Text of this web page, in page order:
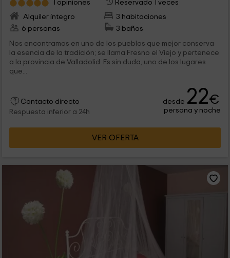
1 opiniones
Reservado 1 veces
Alquiler íntegro
3 habitaciones
6 personas
3 baños
Nos encontramos en uno de los pueblos que mejor conserva
la esencia de la tradición; se llama Fresno el Viejo y pertenece
a la provincia de Valladolid. Es sin duda, uno de los lugares
que...
Contacto directo
Respuesta inferior a 24h
desde 22€
persona y noche
VER OFERTA